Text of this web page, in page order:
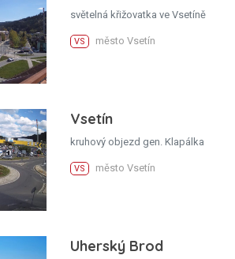
světelná křižovatka ve Vsetíně
VS město Vsetín
Vsetín
kruhový objezd gen. Klapálka
VS město Vsetín
Uherský Brod